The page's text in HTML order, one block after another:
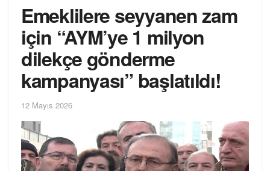
Emeklilere seyyanen zam
için “AYM’ye 1 milyon
dilekçe gönderme
kampanyası” başlatıldı!
12 Mayıs 2026